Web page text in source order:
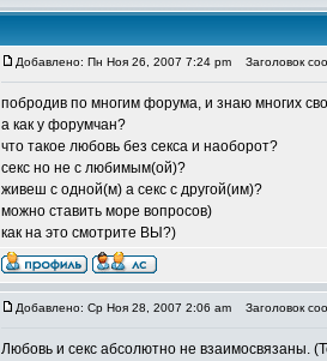
Добавлено: Пн Ноя 26, 2007 7:24 pm Заголовок
побродив по многим форума, и знаю многих
а как у форумчан?
что такое любовь без секса и наоборот?
секс но не с любимым(ой)?
живеш с одной(м) а секс с другой(им)?
можно ставить море вопросов)
как на это смотрите ВЫ?)
Добавлено: Ср Ноя 28, 2007 2:06 am Заголовок
Любовь и секс абсолютно не взаимосвязаны.